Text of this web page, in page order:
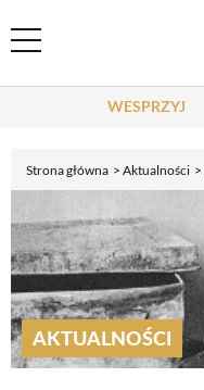
Header Menu
WESPRZYJ
Strona główna Aktualności
AKTUALNOŚCI